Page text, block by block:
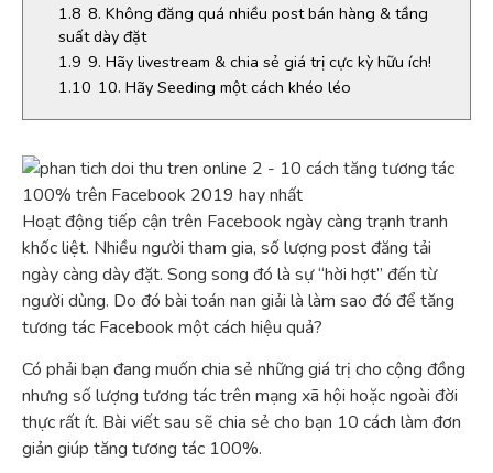
1.8 8. Không đăng quá nhiều post bán hàng & tầng
suất dày đặt
1.9 9. Hãy livestream & chia sẻ giá trị cực kỳ hữu ích!
1.10 10. Hãy Seeding một cách khéo léo
Hoạt động tiếp cận trên Facebook ngày càng trạnh tranh
khốc liệt. Nhiều người tham gia, số lượng post đăng tải
ngày càng dày đặt. Song song đó là sự “hời hợt” đến từ
người dùng. Do đó bài toán nan giải là làm sao đó để tăng
tương tác Facebook một cách hiệu quả?
Có phải bạn đang muốn chia sẻ những giá trị cho cộng đồng
nhưng số lượng tương tác trên mạng xã hội hoặc ngoài đời
thực rất ít. Bài viết sau sẽ chia sẻ cho bạn 10 cách làm đơn
giản giúp tăng tương tác 100%.